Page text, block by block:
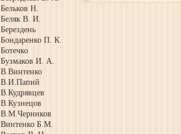
Бельков Н.
Беляк В. И.
Берездень
Бондаренко П. К.
Ботечко
Бузмаков И. А.
В.Винтенко
В.И.Папий
В.Кудрявцев
В.Кузнецов
В.М.Черников
Винтенко Б.М.